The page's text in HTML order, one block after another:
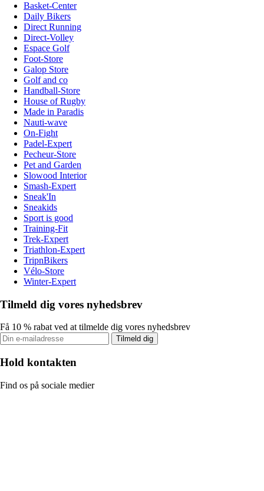
Basket-Center
Daily Bikers
Direct Running
Direct-Volley
Espace Golf
Foot-Store
Galop Store
Golf and co
Handball-Store
House of Rugby
Made in Paradis
Nauti-wave
On-Fight
Padel-Expert
Pecheur-Store
Pet and Garden
Slowood Interior
Smash-Expert
Sneak'In
Sneakids
Sport is good
Training-Fit
Trek-Expert
Triathlon-Expert
TripnBikers
Vélo-Store
Winter-Expert
Tilmeld dig vores nyhedsbrev
Få 10 % rabat ved at tilmelde dig vores nyhedsbrev
Tilmeld dig
Hold kontakten
Find os på sociale medier